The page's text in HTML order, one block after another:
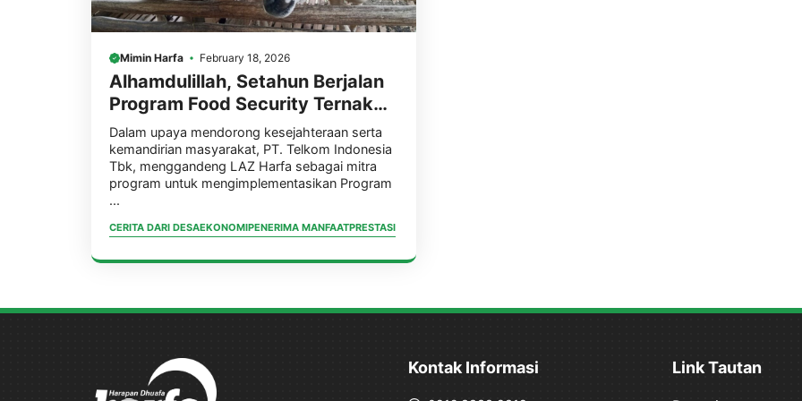
Mimin Harfa February 18, 2026
Alhamdulillah, Setahun Berjalan
Program Food Security Ternak
Kambing Kolaborasi PT. Telkom
Indonesia Tbk, & LAZ Harfa
Tunjukkan Hasil Signifikan. dari
26 ekor, Berkembang Jadi 54
Dalam upaya mendorong kesejahteraan serta
kemandirian masyarakat, PT. Telkom Indonesia
Tbk, menggandeng LAZ Harfa sebagai mitra
program untuk mengimplementasikan Program
...
CERITA DARI DESAEKONOMIPENERIMA MANFAATPRESTASI
Kontak Informasi Link Tautan